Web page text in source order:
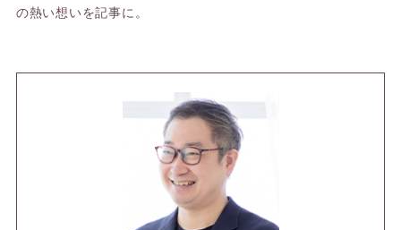
の熱い想いを記事に。